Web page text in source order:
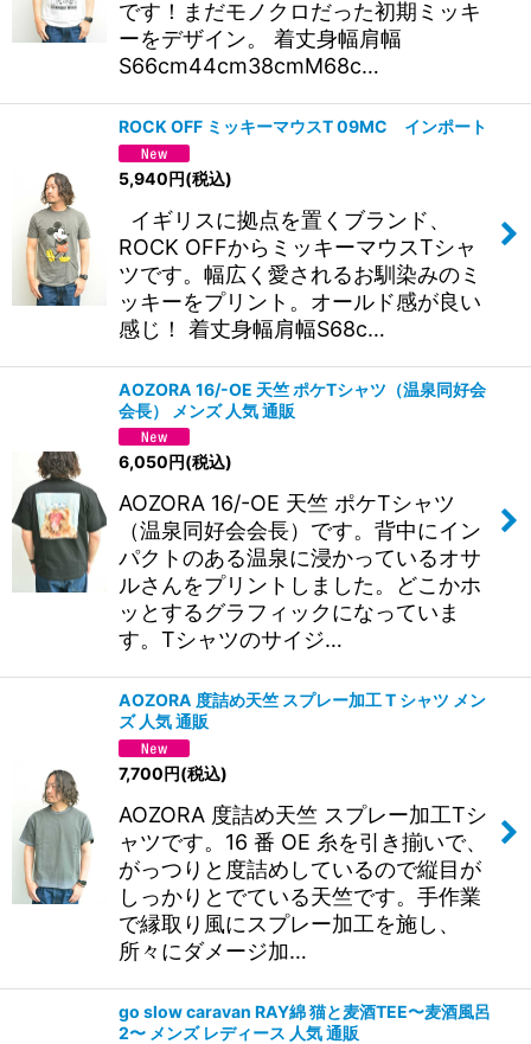
です！まだモノクロだった初期ミッキ
ーをデザイン。 着丈身幅肩幅
S66cm44cm38cmM68c…
ROCK OFF ミッキーマウスT 09MC インポート
5,940円(税込)
イギリスに拠点を置くブランド、
ROCK OFFからミッキーマウスTシャ
ツです。幅広く愛されるお馴染みのミ
ッキーをプリント。オールド感が良い
感じ！ 着丈身幅肩幅S68c…
AOZORA 16/-OE 天竺 ポケTシャツ（温泉同好会
会長） メンズ 人気 通販
6,050円(税込)
AOZORA 16/-OE 天竺 ポケTシャツ
（温泉同好会会長）です。背中にイン
パクトのある温泉に浸かっているオサ
ルさんをプリントしました。どこかホ
ッとするグラフィックになっていま
す。Tシャツのサイジ…
AOZORA 度詰め天竺 スプレー加工 T シャツ メン
ズ 人気 通販
7,700円(税込)
AOZORA 度詰め天竺 スプレー加工Tシ
ャツです。16 番 OE 糸を引き揃いで、
がっつりと度詰めしているので縦目が
しっかりとでている天竺です。手作業
で縁取り風にスプレー加工を施し、
所々にダメージ加…
go slow caravan RAY綿 猫と麦酒TEE〜麦酒風呂
2〜 メンズ レディース 人気 通販